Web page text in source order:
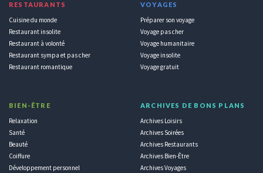
RESTAURANTS
Cuisine du monde
Restaurant insolite
Restaurant à volonté
Restaurant sympa et pas cher
Restaurant romantique
BIEN-ÊTRE
Relaxation
Santé
Beauté
Coiffure
Développement personnel
VOYAGES
Préparer son voyage
Voyage pas cher
Voyage humanitaire
Voyage insolite
Voyage gratuit
ARCHIVES DE BONS PLANS
Archives Loisirs
Archives Soirées
Archives Restaurants
Archives Bien-Être
Archives Voyages